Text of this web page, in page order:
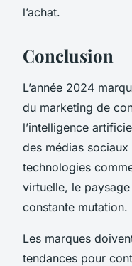
l’achat.
Conclusion
L’année 2024
du marketing de
l’intelligence
des médias sociaux
technologies
virtuelle, le
constante mutation.
Les marques
tendances pour